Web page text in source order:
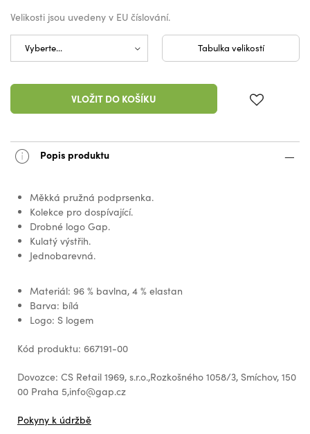
Velikosti jsou uvedeny v EU číslování.
Tabulka velikostí
VLOŽIT DO KOŠÍKU
Popis produktu
Měkká pružná podprsenka.
Kolekce pro dospívající.
Drobné logo Gap.
Kulatý výstřih.
Jednobarevná.
Materiál: 96 % bavlna, 4 % elastan
Barva: bílá
Logo: S logem
Kód produktu: 667191-00
Dovozce: CS Retail 1969, s.r.o.,Rozkošného 1058/3, Smíchov, 150
00 Praha 5,info@gap.cz
Pokyny k údržbě